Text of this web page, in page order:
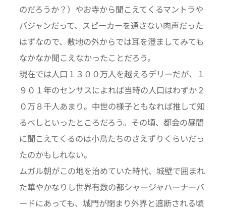
のだろうか？）やお寺から聞こえてくるマントラや
バジャンだって、スピーカーを通さない肉声だった
はずなので、敷地の外からでは耳を澄ましてみても
なかなか聞こえなかったことだろう。
現在では人口１３００万人を越えるデリーだが、１
９０１年のセンサスによれば当時の人口はわずか２
０万８千人あまり。中世の様子ともなれば推して知
るべしといったところだろう。その頃、都会の昼間
に聞こえてくるのは小鳥たちのさえずりくらいだっ
たのかもしれない。
ムガル朝がこの地を治めていた時代、城壁で囲まれ
た華やかなりし世界有数の都シャージャハーナーバ
ードにあっても、城門が閉まり外界と遮断される頃